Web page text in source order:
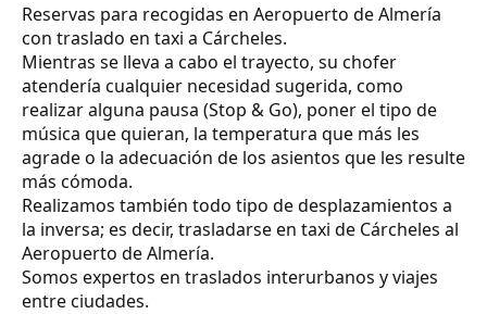
Reservas para recogidas en Aeropuerto de Almería
con traslado en taxi a Cárcheles.
Mientras se lleva a cabo el trayecto, su chofer
atendería cualquier necesidad sugerida, como
realizar alguna pausa (Stop & Go), poner el tipo de
música que quieran, la temperatura que más les
agrade o la adecuación de los asientos que les resulte
más cómoda.
Realizamos también todo tipo de desplazamientos a
la inversa; es decir, trasladarse en taxi de Cárcheles al
Aeropuerto de Almería.
Somos expertos en traslados interurbanos y viajes
entre ciudades.